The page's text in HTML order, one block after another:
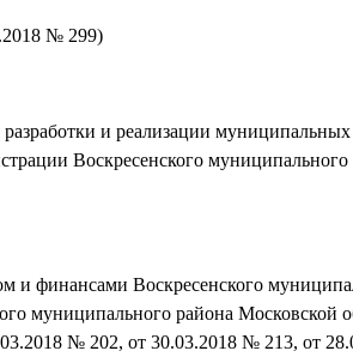
№ 299)
и реализации
Воскресенского муниципального
финансами Воскресенского
муниципального района Московской
№ 202, от 30.03.2018 № 213, от